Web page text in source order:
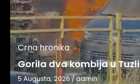
Crna hronika
Gorila dva kombija u Tuzli
5 Augusta, 2026/admin